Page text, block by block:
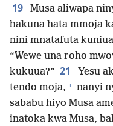
19 Musa aliwapa
hakuna hata mmoja
nini mnatafuta
“Wewe una roho
kukuua?” 21
Yesu
tendo moja, + nanyi
sababu hiyo Musa
inatoka kwa Musa,